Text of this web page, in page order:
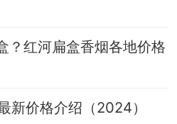
？红河扁盒香烟各地价格
新价格介绍（2024）